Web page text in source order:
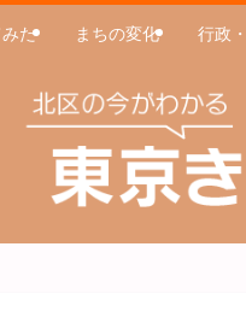
た まちの変化 行政